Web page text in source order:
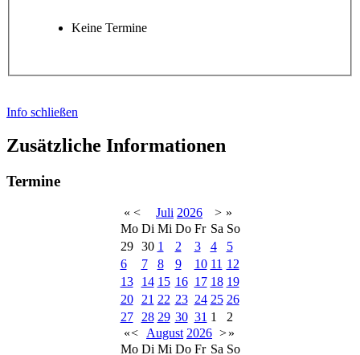
Keine Termine
Info schließen
Zusätzliche Informationen
Termine
« < Juli 2026 > »
Mo Di Mi Do Fr Sa So
29
30 1 2 3 4
5
6
7 8 9 10 11 12
13
14 15 16 17 18 19
20
21 22 23 24 25 26
27
28 29 30 31 1
2
«< August 2026 >»
Mo Di Mi Do Fr Sa So